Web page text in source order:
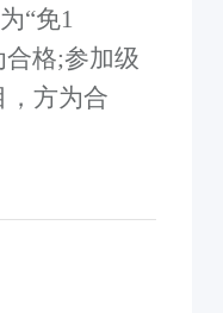
“免1
合格;参加级
，方为合